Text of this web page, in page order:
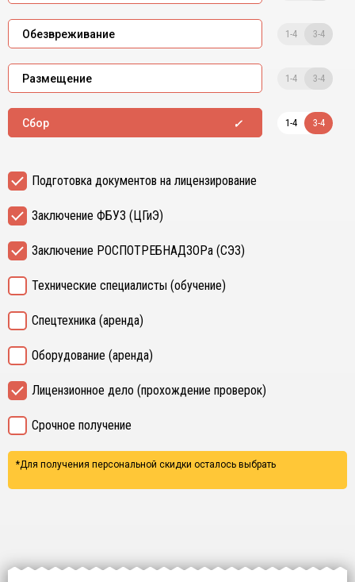
Обезвреживание 1-4 3-4
Размещение 1-4 3-4
Сбор 1-4 3-4
Подготовка документов на лицензирование
Заключение ФБУЗ (ЦГиЭ)
Заключение РОСПОТРЕБНАДЗОРа (СЭЗ)
Технические специалисты (обучение)
Спецтехника (аренда)
Оборудование (аренда)
Лицензионное дело (прохождение проверок)
Срочное получение
*Для получения персональной скидки осталось выбрать